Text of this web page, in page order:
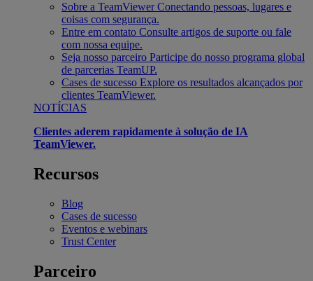
Sobre a TeamViewer Conectando pessoas, lugares e
coisas com segurança.
Entre em contato Consulte artigos de suporte ou fale
com nossa equipe.
Seja nosso parceiro Participe do nosso programa global
de parcerias TeamUP.
Cases de sucesso Explore os resultados alcançados por
clientes TeamViewer.
NOTÍCIAS
Clientes aderem rapidamente à solução de IA
TeamViewer.
Recursos
Blog
Cases de sucesso
Eventos e webinars
Trust Center
Parceiro